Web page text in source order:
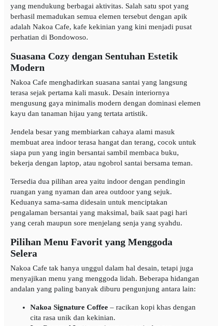
yang mendukung berbagai aktivitas. Salah satu spot yang
berhasil memadukan semua elemen tersebut dengan apik
adalah Nakoa Cafe, kafe kekinian yang kini menjadi pusat
perhatian di Bondowoso.
Suasana Cozy dengan Sentuhan Estetik
Modern
Nakoa Cafe menghadirkan suasana santai yang langsung
terasa sejak pertama kali masuk. Desain interiornya
mengusung gaya minimalis modern dengan dominasi elemen
kayu dan tanaman hijau yang tertata artistik.
Jendela besar yang membiarkan cahaya alami masuk
membuat area indoor terasa hangat dan terang, cocok untuk
siapa pun yang ingin bersantai sambil membaca buku,
bekerja dengan laptop, atau ngobrol santai bersama teman.
Tersedia dua pilihan area yaitu indoor dengan pendingin
ruangan yang nyaman dan area outdoor yang sejuk.
Keduanya sama-sama didesain untuk menciptakan
pengalaman bersantai yang maksimal, baik saat pagi hari
yang cerah maupun sore menjelang senja yang syahdu.
Pilihan Menu Favorit yang Menggoda
Selera
Nakoa Cafe tak hanya unggul dalam hal desain, tetapi juga
menyajikan menu yang menggoda lidah. Beberapa hidangan
andalan yang paling banyak diburu pengunjung antara lain:
Nakoa Signature Coffee– racikan kopi khas dengan
cita rasa unik dan kekinian.